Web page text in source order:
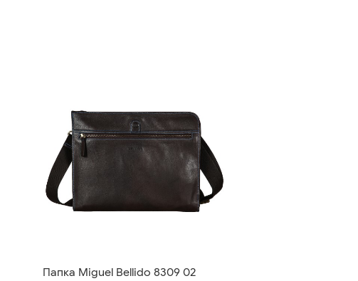
Папка Miguel Bellido 8309 02